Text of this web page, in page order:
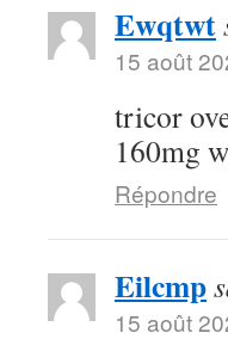
Ewqtwt
15 août
tricor
160mg
Répondre
Eilcmp
15 août